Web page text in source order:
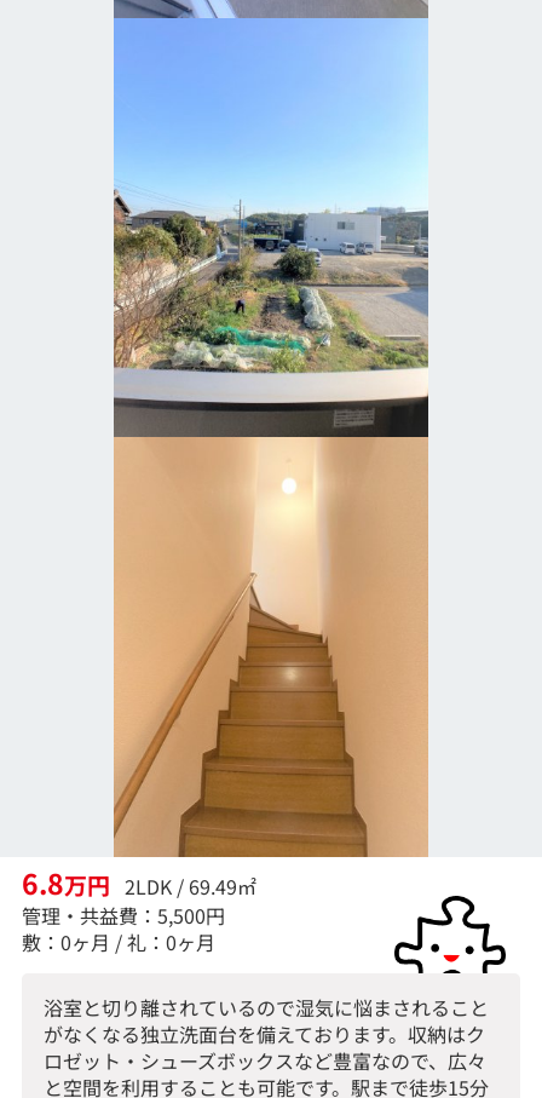
6.8万円 2LDK / 69.49㎡
管理・共益費：5,500円
敷：0ヶ月 / 礼：0ヶ月
浴室と切り離されているので湿気に悩まされること
がなくなる独立洗面台を備えております。収納はク
ロゼット・シューズボックスなど豊富なので、広々
と空間を利用することも可能です。駅まで徒歩15分